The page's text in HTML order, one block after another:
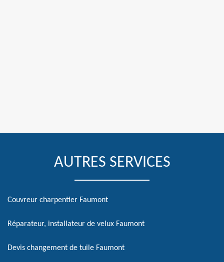
AUTRES SERVICES
Couvreur charpentier Faumont
Réparateur, installateur de velux Faumont
Devis changement de tuile Faumont